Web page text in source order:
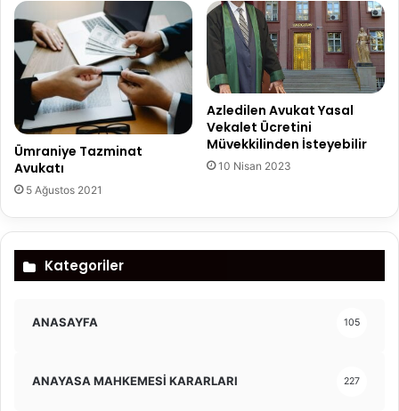
Ümraniye Tazminat
Avukatı
5 Ağustos 2021
Azledilen Avukat Yasal
Vekalet Ücretini
Müvekkilinden İsteyebilir
10 Nisan 2023
Kategoriler
ANASAYFA 105
ANAYASA MAHKEMESİ KARARLARI 227